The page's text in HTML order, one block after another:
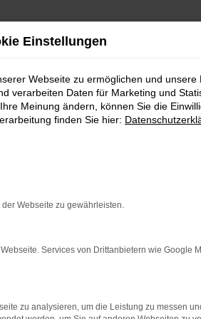
sich mit Klick auf „Unser
klicken auf den Button
Sie beschaffen. Wir freuen uns auf
Einstellungen
Webseite zu ermöglichen und unsere
verarbeiten Daten für Marketing und
Meinung ändern, können Sie die
finden Sie hier:
Webseite zu gewährleisten.
Services von Drittanbietern wie Google
zu analysieren, um die Leistung zu messen